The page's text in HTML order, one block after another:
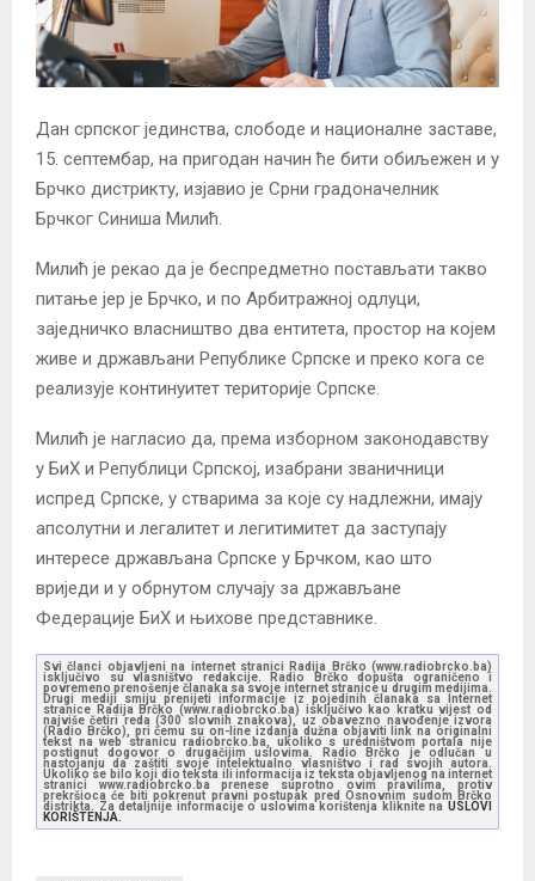
Дан српског јединства, слободе и националне заставе,
15. септембар, на пригодан начин ће бити обиљежен и у
Брчко дистрикту, изјавио је Срни градоначелник
Брчког Синиша Милић.
Милић је рекао да је беспредметно постављати такво
питање јер је Брчко, и по Арбитражној одлуци,
заједничко власништво два ентитета, простор на којем
живе и држављани Републике Српске и преко кога се
реализује континуитет територије Српске.
Милић је нагласио да, према изборном законодавству
у БиХ и Републици Српској, изабрани званичници
испред Српске, у стварима за које су надлежни, имају
апсолутни и легалитет и легитимитет да заступају
интересе држављана Српске у Брчком, као што
вриједи и у обрнутом случају за држављане
Федерације БиХ и њихове представнике.
Svi članci objavljeni na internet stranici Radija Brčko (www.radiobrcko.ba)
isključivo su vlasništvo redakcije. Radio Brčko dopušta ograničeno i
povremeno prenošenje članaka sa svoje internet stranice u drugim medijima.
Drugi mediji smiju prenijeti informacije iz pojedinih članaka sa Internet
stranice Radija Brčko (www.radiobrcko.ba) isključivo kao kratku vijest od
najviše četiri reda (300 slovnih znakova), uz obavezno navođenje izvora
(Radio Brčko), pri čemu su on-line izdanja dužna objaviti link na originalni
tekst na web stranicu radiobrcko.ba, ukoliko s uredništvom portala nije
postignut dogovor o drugačijim uslovima. Radio Brčko je odlučan u
nastojanju da zaštiti svoje intelektualno vlasništvo i rad svojih autora.
Ukoliko se bilo koji dio teksta ili informacija iz teksta objavljenog na internet
stranici www.radiobrcko.ba prenese suprotno ovim pravilima, protiv
prekršioca će biti pokrenut pravni postupak pred Osnovnim sudom Brčko
distrikta. Za detaljnije informacije o uslovima korištenja kliknite na USLOVI
KORIŠTENJA.